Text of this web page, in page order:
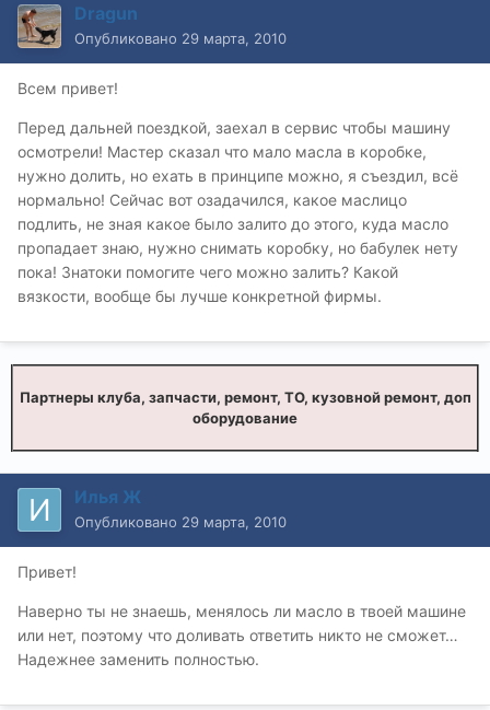
Dragun
Опубликовано 29 марта, 2010
Всем привет!
Перед дальней поездкой, заехал в сервис чтобы машину
осмотрели! Мастер сказал что мало масла в коробке,
нужно долить, но ехать в принципе можно, я съездил, всё
нормально! Сейчас вот озадачился, какое маслицо
подлить, не зная какое было залито до этого, куда масло
пропадает знаю, нужно снимать коробку, но бабулек нету
пока! Знатоки помогите чего можно залить? Какой
вязкости, вообще бы лучше конкретной фирмы.
Партнеры клуба, запчасти, ремонт, ТО, кузовной ремонт, доп
оборудование
Илья Ж
Опубликовано 29 марта, 2010
Привет!
Наверно ты не знаешь, менялось ли масло в твоей машине
или нет, поэтому что доливать ответить никто не сможет…
Надежнее заменить полностью.